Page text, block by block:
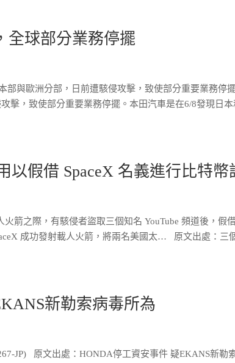
全球部分業務停擺
部與歐洲分部，日前遭駭侵攻擊，致使部分重要業務停
擊，致使部分重要業務停擺。本田汽車是在6/8發現日
以假借 SpaceX 名義進行比特幣
箭之際，有駭侵者盜取三個知名 YouTube 頻道後，假
成功發射載人火箭，將兩名美國太… 原文出處：三
新勒索病毒所為
JP) 原文出處：HONDA停工資安事件 疑EKANS新勒